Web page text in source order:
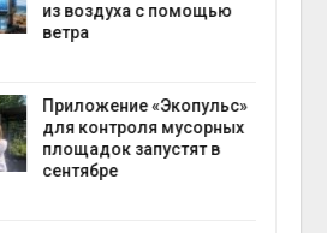
из воздуха с помощью
ветра
Приложение «Экопульс»
для контроля мусорных
площадок запустят в
сентябре